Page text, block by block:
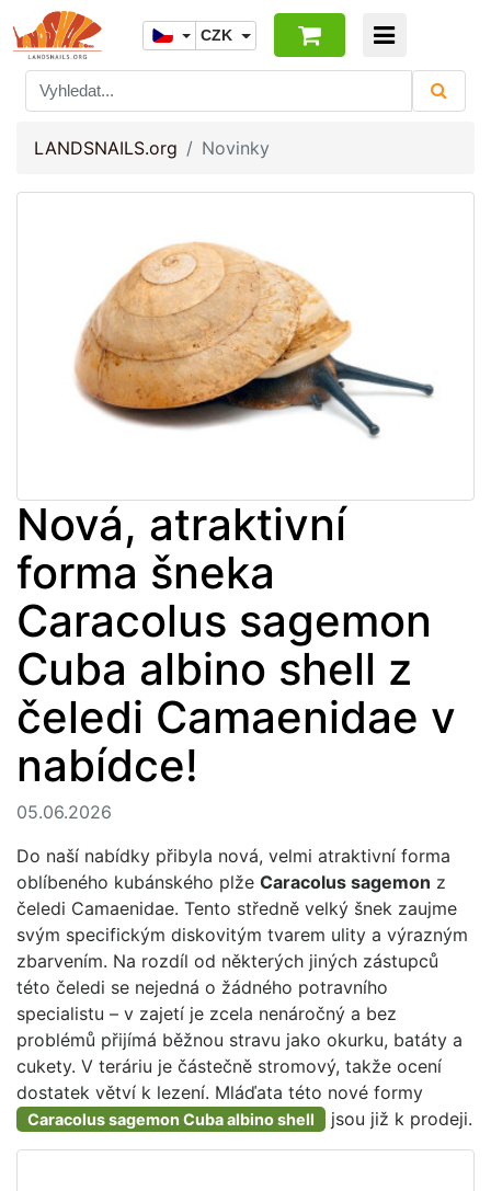
CZK
LANDSNAILS.org Novinky
Nová, atraktivní
forma šneka
Caracolus sagemon
Cuba albino shell z
čeledi Camaenidae v
nabídce!
05.06.2026
Do naší nabídky přibyla nová, velmi atraktivní forma
oblíbeného kubánského plže Caracolus sagemon z
čeledi Camaenidae. Tento středně velký šnek zaujme
svým specifickým diskovitým tvarem ulity a výrazným
zbarvením. Na rozdíl od některých jiných zástupců
této čeledi se nejedná o žádného potravního
specialistu – v zajetí je zcela nenáročný a bez
problémů přijímá běžnou stravu jako okurku, batáty a
cukety. V teráriu je částečně stromový, takže ocení
dostatek větví k lezení. Mláďata této nové formy
Caracolus sagemon Cuba albino shell jsou již k prodeji.